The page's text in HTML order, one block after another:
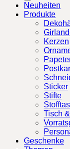
Neuheiten
Produkte
Kerzen
Sticker
Stifte
Tisch
Geschenke